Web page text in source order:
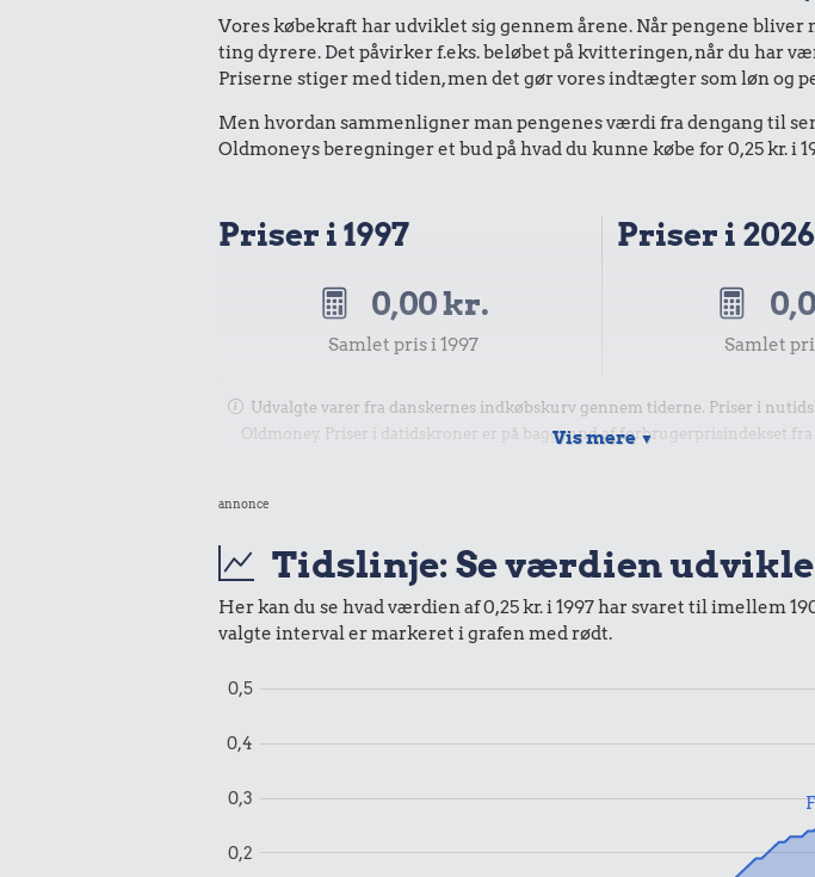
Vores købekraft har udviklet sig gennem årene. Når pengene
ting dyrere. Det påvirker f.eks. beløbet på kvitteringen, når du har
Priserne stiger med tiden, men det gør vores indtægter som løn og
Men hvordan sammenligner man pengenes værdi fra dengang til
Oldmoneys beregninger et bud på hvad du kunne købe for 0,25 kr. i
Priser i 1997
0,00 kr.
Samlet pris i 1997
Priser i 2026
Samlet
Udvalgte varer fra danskernes indkøbskurv gennem tiderne. Priser i
Oldmoney. Priser i datidskroner er på baggrund af forbrugerprisindekset fra
Vis mere▼
annonce
Tidslinje: Se værdien
Her kan du se hvad værdien af 0,25 kr. i 1997 har svaret til imellem
valgte interval er markeret i grafen med rødt.
0,2
0,3
0,4
0,5